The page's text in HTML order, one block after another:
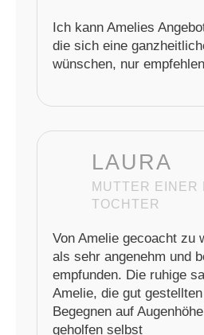
Ich kann Amelies
die sich eine
wünschen, nur
LAURA
MUTTER EINER
TOCHTER
Von Amelie gecoacht zu
als sehr angenehm und
empfunden. Die ruhige
Amelie, die gut
Begegnen auf
geholfen selbst